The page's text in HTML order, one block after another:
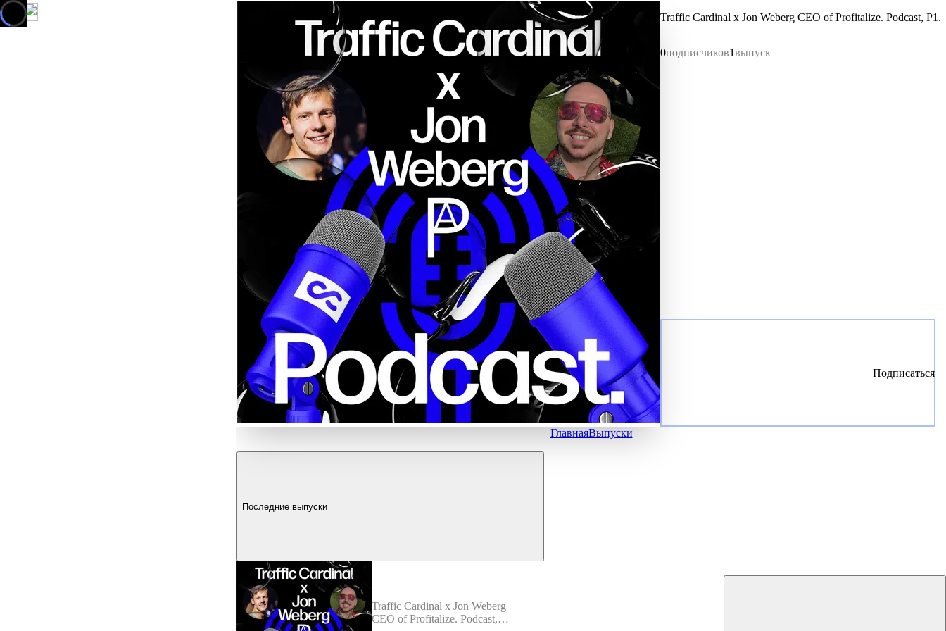
Traffic Cardinal x Jon Weberg CEO of Profitalize. Podcast, P1.
0подписчиков1выпуск
Подписаться
ГлавнаяВыпуски
Последние выпуски
Traffic Cardinal x Jon Weberg
CEO of Profitalize. Podcast,